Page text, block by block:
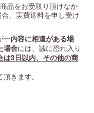
品をお受取り頂けなか
、実費送料を申し受け
一内容に相違がある場
場合には、誠に恐れ入り
は3日以内、その他の商
きます。